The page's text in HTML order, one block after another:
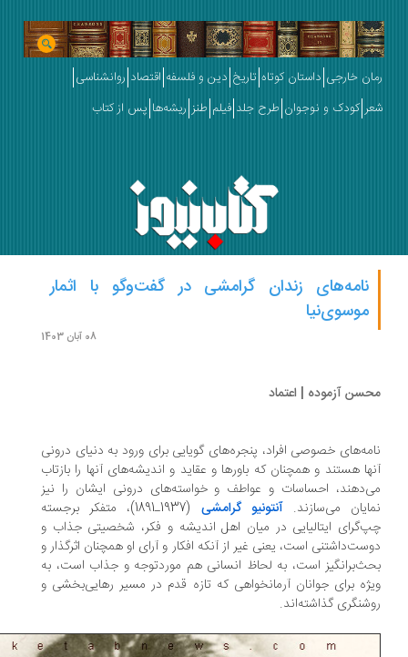
خارجی داستان کوتاه تاریخ دین و فلسفه اقتصاد روانشناسی
کودک و نوجوان طرح جلد فیلم طنز ریشه‌ها پس از کتاب
نامه‌های زندان گرامشی در گفت‌وگو با اثمار
موسوی‌نیا
آزموده | اعتماد
خصوصی افراد، پنجره‌های گویایی برای ورود به دنیای درونی
هستند و همچنان که باورها و عقاید و اندیشه‌های آنها را بازتاب
احساسات و عواطف و خواسته‌های درونی ایشان را نیز
می‌سازند.آنتونیو گرامشی
(1937ـ1891)، متفکر برجسته
ایتالیایی در میان اهل اندیشه و فکر، شخصیتی جذاب و
است، یعنی غیر از آنکه افکار و آرای او همچنان اثرگذار و
است، به لحاظ انسانی هم مورد‌توجه و جذاب است، به
برای جوانان آرمانخواهی که تازه قدم در مسیر رهایی‌بخشی و
گذاشته‌اند.